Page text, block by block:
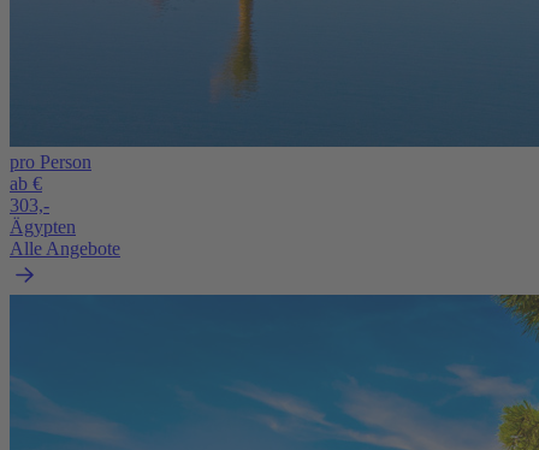
pro Person
ab €
303,-
Ägypten
Alle Angebote